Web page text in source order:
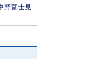
野富士見